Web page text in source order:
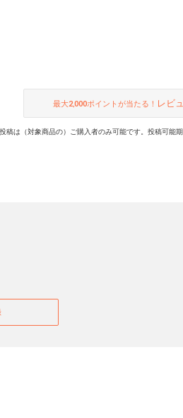
最大2,000ポイントが当たる！ レビ
稿は（対象商品の）ご購入者のみ可能です。投稿可能